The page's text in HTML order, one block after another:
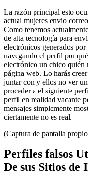
La razón principal esto
actual mujeres envío
Como tenemos
de alta tecnología para
electrónicos generados
navegando el perfil por
electrónico un chico quién
página web. Lo harás
juntar con y ellos no ver
proceder a el siguiente
perfil en realidad vacante
mensajes simplemente
ciertamente no es real.
(Captura de pantalla
Perfiles falsos
De sus Sitios de